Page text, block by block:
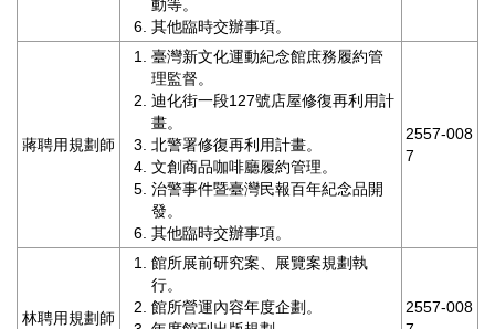
動等。
其他臨時交辦事項。
蔣聘用規劃師
臺灣新文化運動紀念館庶務履約管
理監督。
迪化街一段127號店屋修復再利用計
畫。
北警署修復再利用計畫。
文創商品咖啡廳履約管理。
治警事件暨臺灣民報百年紀念品開
發。
其他臨時交辦事項。
2557-008
7
林聘用規劃師
館所展前研究案、展覽案規劃執
行。
館所營運內容年度企劃。
2557-008